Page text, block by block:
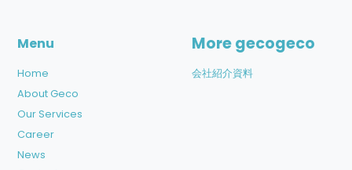
Menu
Home
About Geco
Our Services
Career
News
More gecogeco
会社紹介資料